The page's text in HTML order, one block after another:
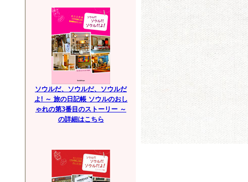
ソウルだ、ソウルだ、ソウルだ
よ! ～ 旅の日記帳 ソウルのおし
ゃれの第3番目のストーリー ～
の詳細はこちら